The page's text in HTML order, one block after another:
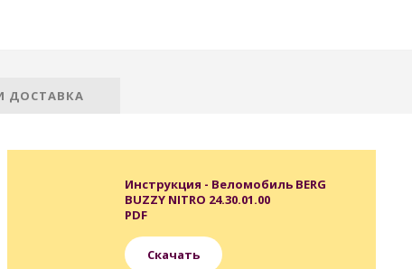
ДОСТАВКА
Инструкция - Веломобиль BERG
BUZZY NITRO 24.30.01.00
PDF
Скачать